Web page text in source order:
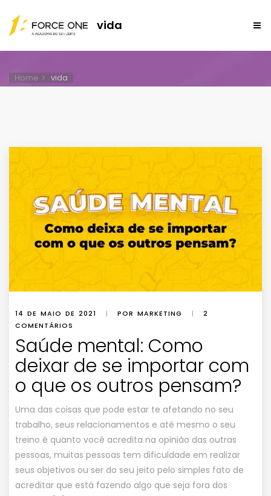
vida
Home vida
14 DE MAIO DE 2021 | POR MARKETING |
2
COMENTÁRIOS
Saúde mental: Como
deixar de se importar com
o que os outros pensam?
Uma das coisas que pode estar te afetando no seu
trabalho, seus relacionamentos e até mesmo o seu
treino é quanto você acredita na opinião das outras
pessoas, muitas pessoas tem dificuldade em realizar
seus objetivos ou ser do seu jeito pelo simples fato de
acreditar que está fazendo algo que seja fora dos